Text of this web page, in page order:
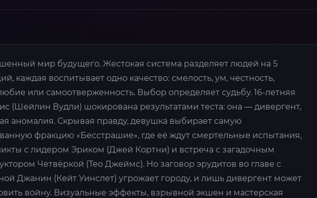
мир будущего. Жестокая система разделяет людей на 5
каждая воспитывает одно качество: смелость, ум, честность,
или самоотверженность. Выбор определяет судьбу. 16-летняя
(Шейлин Вудли) шокирована результатами теста: она — дивергент,
аномалия. Скрывая правду, девушка выбирает самую
фракцию «Бесстрашие», где её ждут смертельные испытания,
с лидером Эриком (Джей Кортни) и встреча с загадочным
Четвёркой (Тео Джеймс). Но заговор эрудитов во главе с
Джанин (Кейт Уинслет) угрожает городу, и лишь дивергент может
войну. Визуальные эффекты, взрывной экшен и мастерская